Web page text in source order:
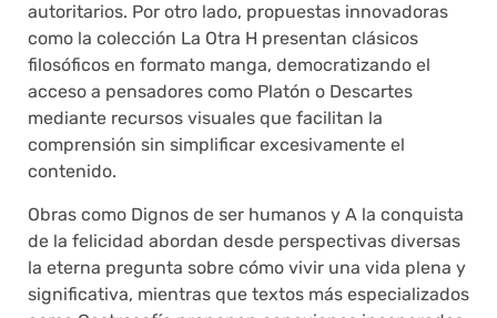
autoritarios. Por otro lado, propuestas innovadoras
como la colección La Otra H presentan clásicos
filosóficos en formato manga, democratizando el
acceso a pensadores como Platón o Descartes
mediante recursos visuales que facilitan la
comprensión sin simplificar excesivamente el
contenido.
Obras como Dignos de ser humanos y A la conquista
de la felicidad abordan desde perspectivas diversas
la eterna pregunta sobre cómo vivir una vida plena y
significativa, mientras que textos más especializados